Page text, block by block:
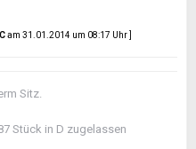
am 31.01.2014 um 08:17 Uhr ]
Sitz.
Stück in D zugelassen